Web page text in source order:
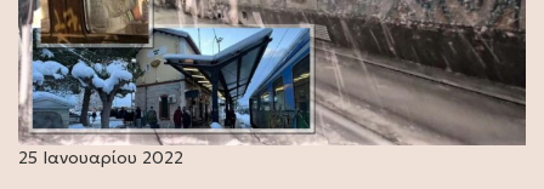
25 Ιανουαρίου 2022